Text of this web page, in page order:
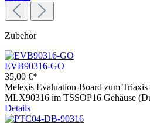
Zubehör
EVB90316-GO
35,00 €*
Melexis Evaluation-Board zum
MLX90316 im TSSOP16 Gehäuse
Details